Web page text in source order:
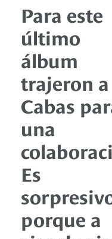
Para este
último
álbum
trajeron a
Cabas
una
Es
porque a